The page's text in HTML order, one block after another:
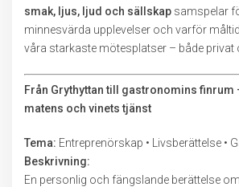
smak, ljus, ljud och sällskap samspelar
minnesvärda upplevelser och varför
våra starkaste mötesplatser – både privat
Från Grythyttan till gastronomins finrum
matens och vinets tjänst
Tema: Entreprenörskap • Livsberättelse •
Beskrivning:
En personlig och fängslande berättelse